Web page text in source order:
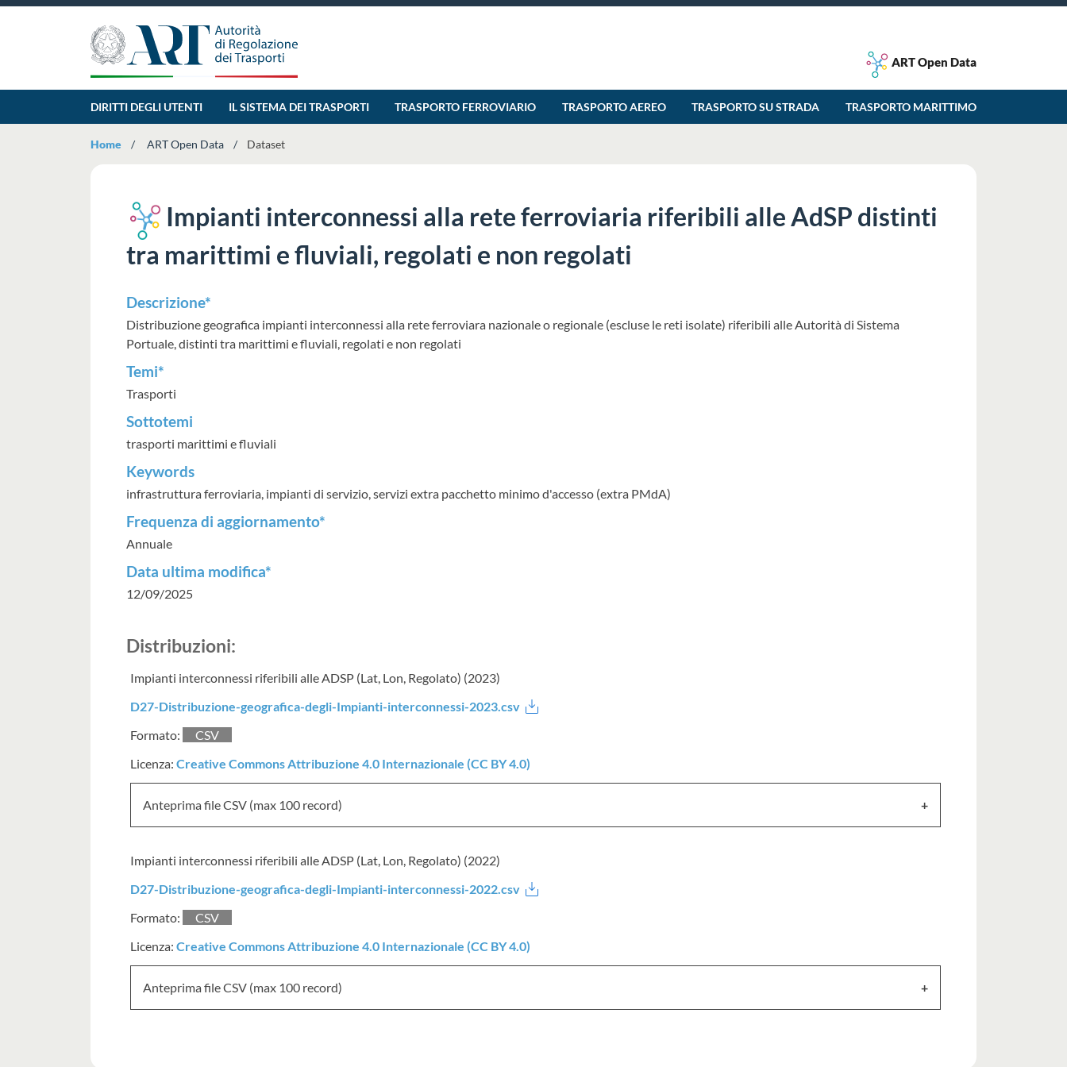
ART Open Data
DIRITTI DEGLI UTENTI IL SISTEMA DEI TRASPORTI TRASPORTO FERROVIARIO TRASPORTO AEREO TRASPORTO SU STRADA TRASPORTO MARITTIMO
Home ART Open Data Dataset
Impianti interconnessi alla rete ferroviaria riferibili alle AdSP distinti
tra marittimi e fluviali, regolati e non regolati
Descrizione*
Distribuzione geografica impianti interconnessi alla rete ferroviara nazionale o regionale (escluse le reti isolate) riferibili alle Autorità di Sistema
Portuale, distinti tra marittimi e fluviali, regolati e non regolati
Temi*
Trasporti
Sottotemi
trasporti marittimi e fluviali
Keywords
infrastruttura ferroviaria, impianti di servizio, servizi extra pacchetto minimo d'accesso (extra PMdA)
Frequenza di aggiornamento*
Annuale
Data ultima modifica*
12/09/2025
Distribuzioni:
Impianti interconnessi riferibili alle ADSP (Lat, Lon, Regolato) (2023)
D27-Distribuzione-geografica-degli-Impianti-interconnessi-2023.csv
Formato:
CSV
Licenza: Creative Commons Attribuzione 4.0 Internazionale (CC BY 4.0)
Anteprima file CSV (max 100 record)
Impianti interconnessi riferibili alle ADSP (Lat, Lon, Regolato) (2022)
D27-Distribuzione-geografica-degli-Impianti-interconnessi-2022.csv
Formato:
CSV
Licenza: Creative Commons Attribuzione 4.0 Internazionale (CC BY 4.0)
Anteprima file CSV (max 100 record)